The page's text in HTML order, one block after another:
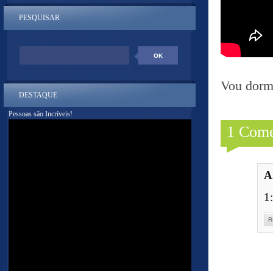
Vou
1
PESQUISAR
DESTAQUE
Pessoas são Incríveis!